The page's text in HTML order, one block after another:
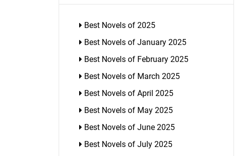
Best Novels of 2025
Best Novels of January 2025
Best Novels of February 2025
Best Novels of March 2025
Best Novels of April 2025
Best Novels of May 2025
Best Novels of June 2025
Best Novels of July 2025